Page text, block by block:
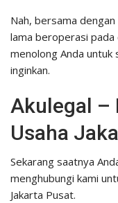
Nah, bersama
lama beroperasi pada
menolong Anda untuk
inginkan.
Akulegal –
Usaha
Sekarang saatnya
menghubungi kami
Jakarta Pusat.